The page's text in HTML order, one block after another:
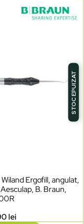
STOC EPUIZAT
Ergofill, angulat,
B. Braun,
lei